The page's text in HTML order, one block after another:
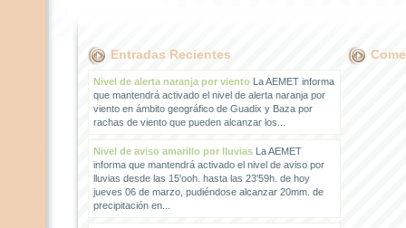
Entradas Recientes
Nivel de alerta naranja por vientoLa AEMET informa
que mantendrá activado el nivel de alerta naranja por
viento en ámbito geográfico de Guadix y Baza por
rachas de viento que pueden alcanzar los...
Nivel de aviso amarillo por lluviasLa AEMET
informa que mantendrá activado el nivel de aviso por
lluvias desde las 15'ooh. hasta las 23'59h. de hoy
jueves 06 de marzo, pudiéndose alcanzar 20mm. de
precipitación en...